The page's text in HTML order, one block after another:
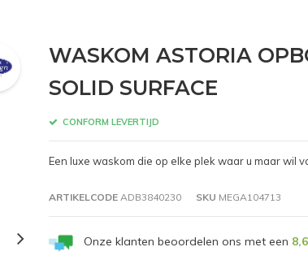
WASKOM ASTORIA
SOLID SURFACE
CONFORM LEVERTIJD
Een luxe waskom die op elke plek waar u maar wil
ARTIKELCODEADB3840230 SKU MEGA104713
Onze klanten beoordelen ons met een 8,6